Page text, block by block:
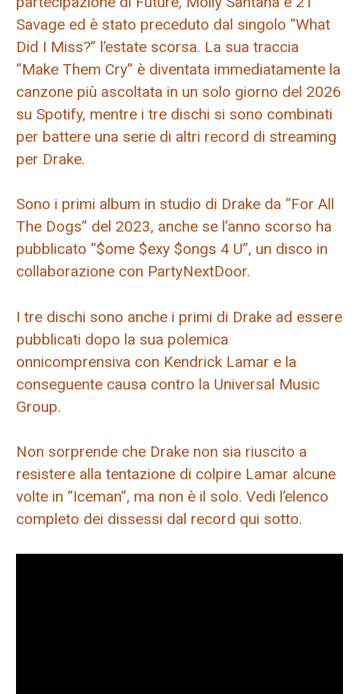
Savage ed è stato preceduto dal singolo “What
Did I Miss?” l’estate scorsa. La sua traccia
“Make Them Cry” è diventata immediatamente la
canzone più ascoltata in un solo giorno del 2026
su Spotify, mentre i tre dischi si sono combinati
per battere una serie di altri record di streaming
per Drake.
Sono i primi album in studio di Drake da “For All
The Dogs” del 2023, anche se l’anno scorso ha
pubblicato “$ome $exy $ongs 4 U”, un disco in
collaborazione con PartyNextDoor.
I tre dischi sono anche i primi di Drake ad essere
pubblicati dopo la sua polemica
onnicomprensiva con Kendrick Lamar e la
conseguente causa contro la Universal Music
Group.
Non sorprende che Drake non sia riuscito a
resistere alla tentazione di colpire Lamar alcune
volte in “Iceman”, ma non è il solo. Vedi l’elenco
completo dei dissessi dal record qui sotto.